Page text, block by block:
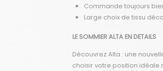
Commande toujours
Large choix de tissu déco
LE SOMMIER ALTA EN DETAILS
Découvrez Alta : une
choisir votre position idéale